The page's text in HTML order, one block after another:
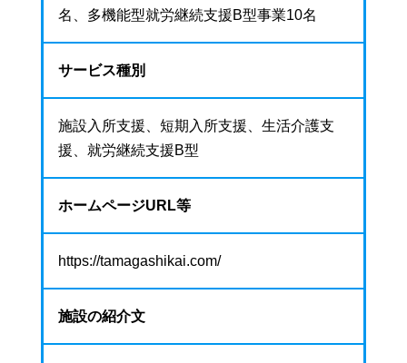
名、多機能型就労継続支援B型事業10名
サービス種別
施設入所支援、短期入所支援、生活介護支
援、就労継続支援B型
ホームページURL等
https://tamagashikai.com/
施設の紹介文